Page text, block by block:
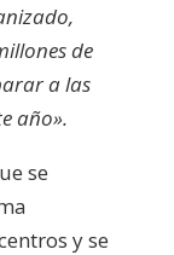
de
a las
año».
se
y se